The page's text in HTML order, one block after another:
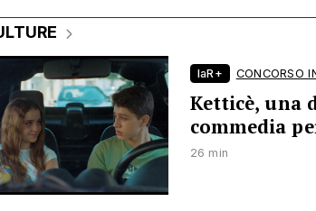
laR+ CONCORSO
Ketticè, una
commedia
26 min